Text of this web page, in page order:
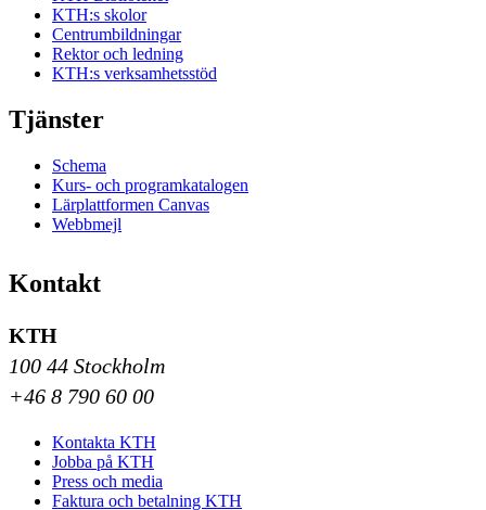
KTH:s skolor
Centrumbildningar
Rektor och ledning
KTH:s verksamhetsstöd
Tjänster
Schema
Kurs- och programkatalogen
Lärplattformen Canvas
Webbmejl
Kontakt
KTH
100 44 Stockholm
+46 8 790 60 00
Kontakta KTH
Jobba på KTH
Press och media
Faktura och betalning KTH